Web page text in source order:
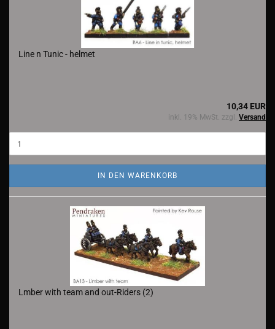
Line n Tunic - helmet
10,34 EUR
inkl. 19% MwSt. zzgl. Versand
IN DEN WARENKORB
Lmber with team and out-Riders (2)